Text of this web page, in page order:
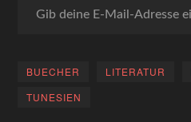
BUECHER LITERATUR
TUNESIEN